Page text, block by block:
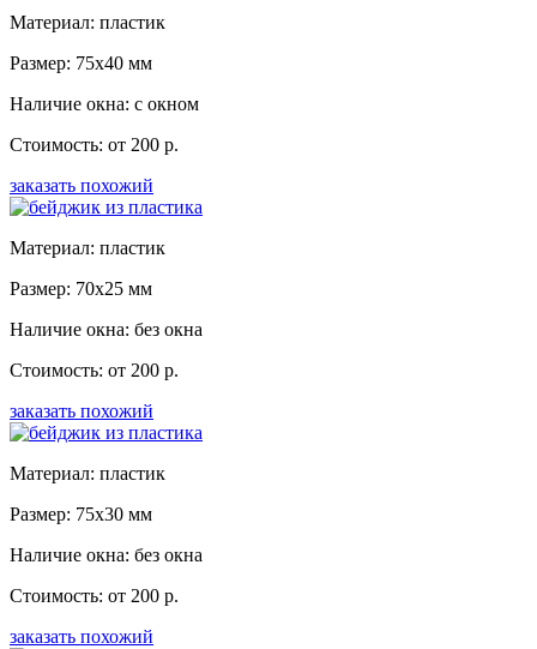
Материал: пластик
Размер: 75x40 мм
Наличие окна: с окном
Стоимость: от 200 р.
заказать похожий
Материал: пластик
Размер: 70x25 мм
Наличие окна: без окна
Стоимость: от 200 р.
заказать похожий
Материал: пластик
Размер: 75x30 мм
Наличие окна: без окна
Стоимость: от 200 р.
заказать похожий